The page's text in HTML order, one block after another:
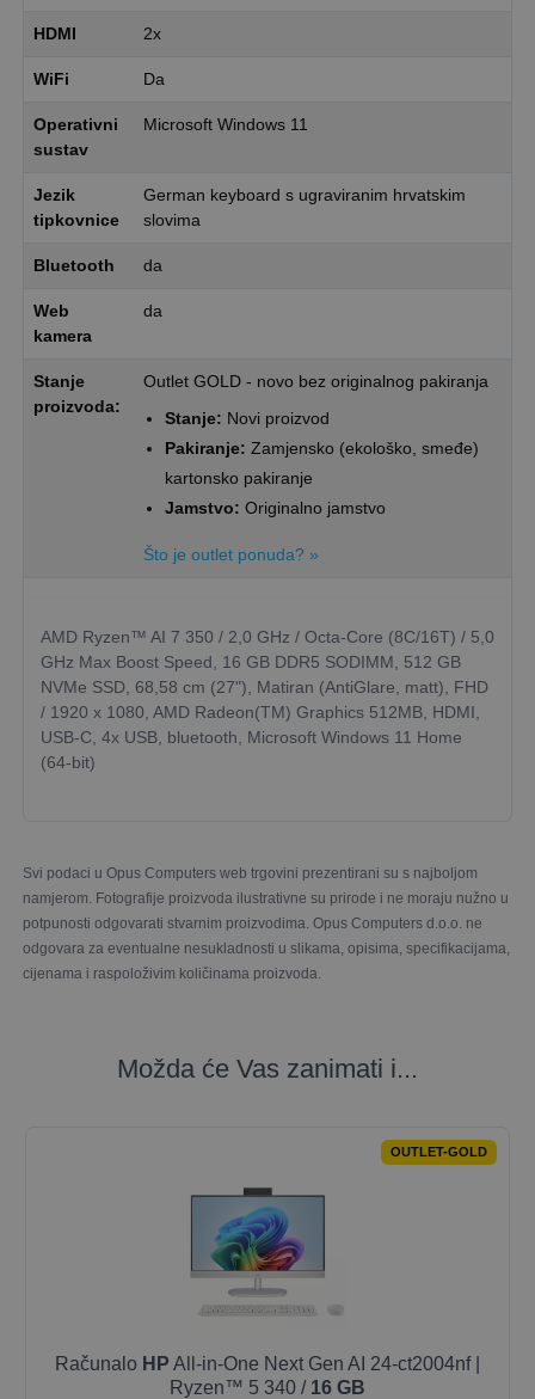
HDMI 2x
WiFi Da
Operativni
sustav
Microsoft Windows 11
Jezik
tipkovnice
German keyboard s ugraviranim hrvatskim
slovima
Bluetooth da
Web
kamera
da
Stanje
proizvoda:
Outlet GOLD - novo bez originalnog pakiranja
Stanje: Novi proizvod
Pakiranje: Zamjensko (ekološko, smeđe)
kartonsko pakiranje
Jamstvo: Originalno jamstvo
Što je outlet ponuda? »
AMD Ryzen™ AI 7 350 / 2,0 GHz / Octa-Core (8C/16T) / 5,0
GHz Max Boost Speed, 16 GB DDR5 SODIMM, 512 GB
NVMe SSD, 68,58 cm (27"), Matiran (AntiGlare, matt), FHD
/ 1920 x 1080, AMD Radeon(TM) Graphics 512MB, HDMI,
USB-C, 4x USB, bluetooth, Microsoft Windows 11 Home
(64-bit)
Svi podaci u Opus Computers web trgovini prezentirani su s najboljom
namjerom. Fotografije proizvoda ilustrativne su prirode i ne moraju nužno u
potpunosti odgovarati stvarnim proizvodima. Opus Computers d.o.o. ne
odgovara za eventualne nesukladnosti u slikama, opisima, specifikacijama,
cijenama i raspoloživim količinama proizvoda.
Možda će Vas zanimati i...
OUTLET-GOLD
Računalo HP All-in-One Next Gen AI 24-ct2004nf |
Ryzen™ 5 340 / 16 GB